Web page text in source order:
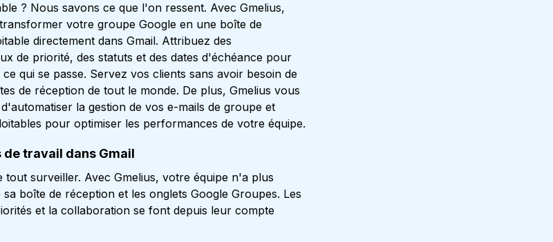
? Nous savons ce que l'on ressent. Avec Gmelius,
votre groupe Google en une boîte de
directement dans Gmail. Attribuez des
de priorité, des statuts et des dates d'échéance pour
qui se passe. Servez vos clients sans avoir besoin de
de réception de tout le monde. De plus, Gmelius vous
la gestion de vos e-mails de groupe et
pour optimiser les performances de votre équipe.
travail dans Gmail
tout surveiller. Avec Gmelius, votre équipe n'a plus
boîte de réception et les onglets Google Groupes. Les
et la collaboration se font depuis leur compte